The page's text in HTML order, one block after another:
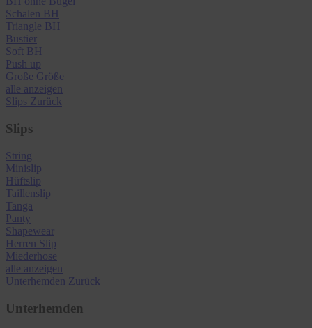
Schalen BH
Triangle BH
Bustier
Soft BH
Push up
Große Größe
alle anzeigen
Slips Zurück
Slips
String
Minislip
Hüftslip
Taillenslip
Tanga
Panty
Shapewear
Herren Slip
Miederhose
alle anzeigen
Unterhemden Zurück
Unterhemden